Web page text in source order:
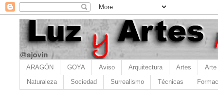
ARAGÓN GOYA Aviso Arquitectura Artes Arte
Naturaleza Sociedad Surrealismo Técnicas